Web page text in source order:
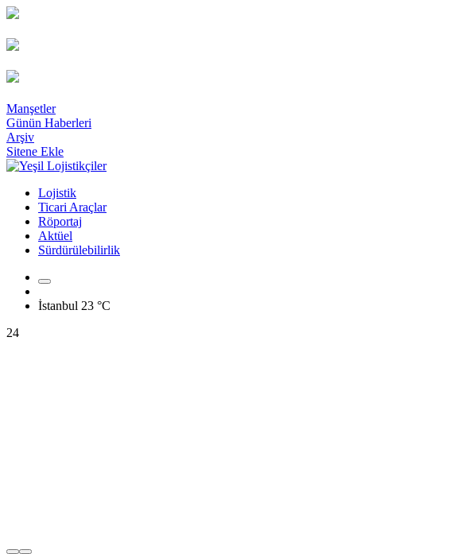
Manşetler
Günün Haberleri
Arşiv
Sitene Ekle
Lojistik
Ticari Araçlar
Röportaj
Aktüel
Sürdürülebilirlik
İstanbul 23 °C
24